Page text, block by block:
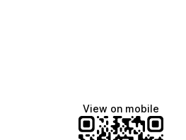
View on mobile